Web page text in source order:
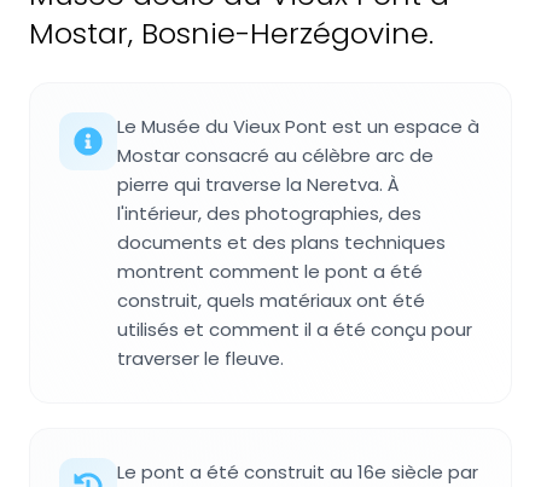
Mostar, Bosnie-Herzégovine.
Le Musée du Vieux Pont est un espace à
Mostar consacré au célèbre arc de
pierre qui traverse la Neretva. À
l'intérieur, des photographies, des
documents et des plans techniques
montrent comment le pont a été
construit, quels matériaux ont été
utilisés et comment il a été conçu pour
traverser le fleuve.
Le pont a été construit au 16e siècle par